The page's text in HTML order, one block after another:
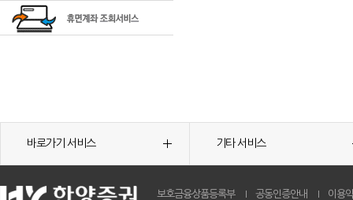
바로가기 서비스 기타 서비스
보호금융상품등록부 공동인증안내 이용